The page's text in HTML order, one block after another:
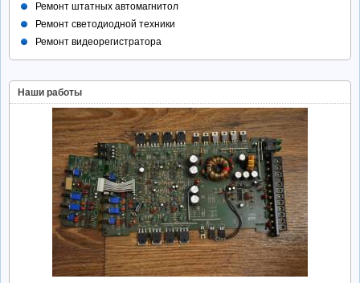
Ремонт штатных автомагнитол
Ремонт светодиодной техники
Ремонт видеорегистратора
Наши работы